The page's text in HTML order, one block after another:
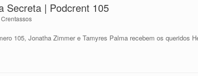
Secreta | Podcrent 105
Crentassos
105, Jonatha Zimmer e Tamyres Palma recebem os queridos